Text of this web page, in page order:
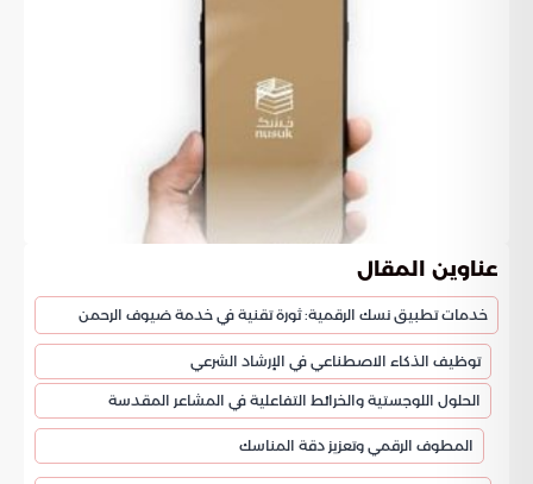
عناوين المقال
خدمات تطبيق نسك الرقمية: ثورة تقنية في خدمة ضيوف الرحمن
توظيف الذكاء الاصطناعي في الإرشاد الشرعي
الحلول اللوجستية والخرائط التفاعلية في المشاعر المقدسة
المطوف الرقمي وتعزيز دقة المناسك